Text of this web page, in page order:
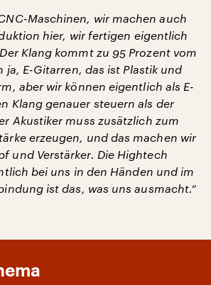
Maschinen, wir machen auch
hier, wir fertigen eigentlich
Klang kommt zu 95 Prozent vom
ja, E-Gitarren, das ist Plastik und
aber wir können eigentlich als E-
Klang genauer steuern als der
Akustiker muss zusätzlich zum
erzeugen, und das machen wir
und Verstärker. Die Hightech
bei uns in den Händen und im
ist das, was uns ausmacht.“